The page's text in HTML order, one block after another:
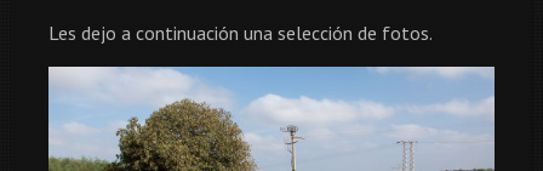
Les dejo a continuación una selección de fotos.